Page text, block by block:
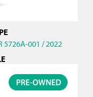
5726A-001 / 2022